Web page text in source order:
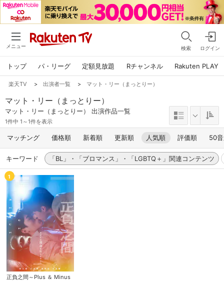
メニュー 検索 ログイン
トップ パ・リーグ 定額見放題 Rチャンネル Rakuten PLAY
楽天TV > 出演者一覧 > マット・リー（まっとりー）
マット・リー（まっとりー）
マット・リー（まっとりー） 出演作品一覧
1件中 1～1件を表示
マッチング 価格順 新着順 更新順 人気順 評価順 50
キーワード 「BL」・「ブロマンス」・「LGBTQ＋」関連コンテンツ
1
正負之間～Plus ＆ Minus